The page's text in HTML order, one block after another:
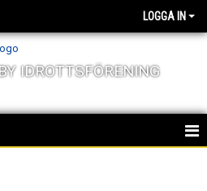
LOGGA IN
IDROTTSFÖRENING